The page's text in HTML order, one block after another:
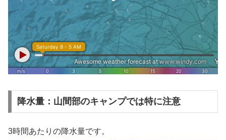
降水量：山間部のキャンプでは特に注意
3時間あたりの降水量です。